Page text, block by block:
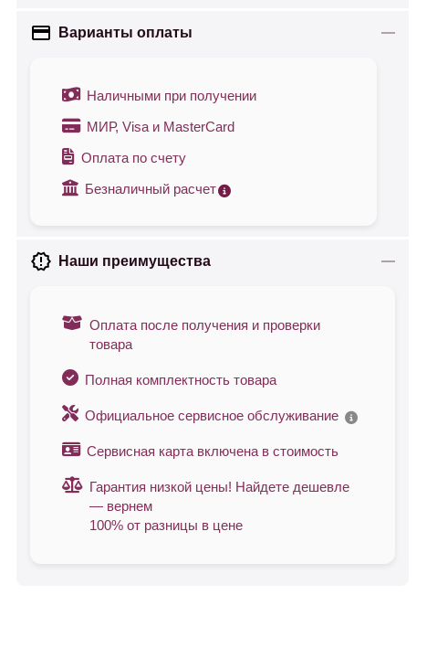
Варианты оплаты
Наличными при получении
МИР, Visa и MasterCard
Оплата по счету
Безналичный расчет
Наши преимущества
Оплата после получения и проверки
товара
Полная комплектность товара
Официальное сервисное обслуживание
Сервисная карта включена в стоимость
Гарантия низкой цены! Найдете дешевле
— вернем
100% от разницы в цене